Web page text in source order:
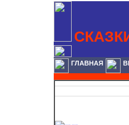
ГЛАВНАЯ